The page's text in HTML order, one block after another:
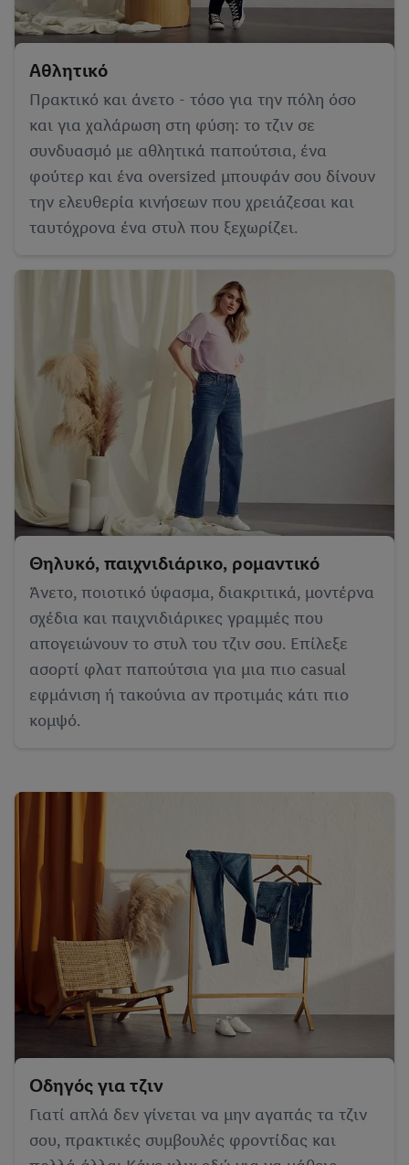
Αθλητικό
Πρακτικό και άνετο - τόσο για την πόλη όσο
και για χαλάρωση στη φύση: το τζιν σε
συνδυασμό με αθλητικά παπούτσια, ένα
φούτερ και ένα oversized μπουφάν σου δίνουν
την ελευθερία κινήσεων που χρειάζεσαι και
ταυτόχρονα ένα στυλ που ξεχωρίζει.
Θηλυκό, παιχνιδιάρικο, ρομαντικό
Άνετο, ποιοτικό ύφασμα, διακριτικά, μοντέρνα
σχέδια και παιχνιδιάρικες γραμμές που
απογειώνουν το στυλ του τζιν σου. Επίλεξε
ασορτί φλατ παπούτσια για μια πιο casual
εφμάνιση ή τακούνια αν προτιμάς κάτι πιο
κομψό.
Οδηγός για τζιν
Γιατί απλά δεν γίνεται να μην αγαπάς τα τζιν
σου, πρακτικές συμβουλές φροντίδας και